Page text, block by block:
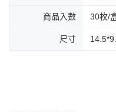
商品入數 30枚/
尺寸